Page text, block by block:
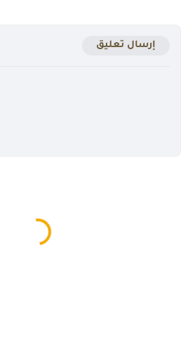
إرسال تعليق